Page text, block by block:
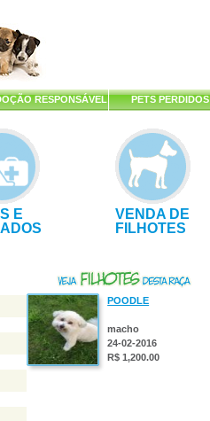
RESPONSÁVEL PETS PERDIDOS
E
VENDA DE
FILHOTES
POODLE
macho
24-02-2016
R$ 1,200.00